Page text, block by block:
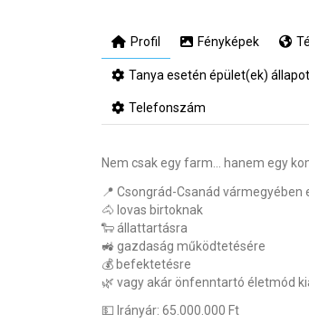
Profil Fényképek
Tanya esetén épület(ek)
Telefonszám
Nem csak egy farm… hanem egy
📍 Csongrád-Csanád
🐴 lovas birtoknak
🐑 állattartásra
🚜 gazdaság működtetésére
💰 befektetésre
🌿 vagy akár önfenntartó életmód
💵 Irányár: 65.000.000 Ft